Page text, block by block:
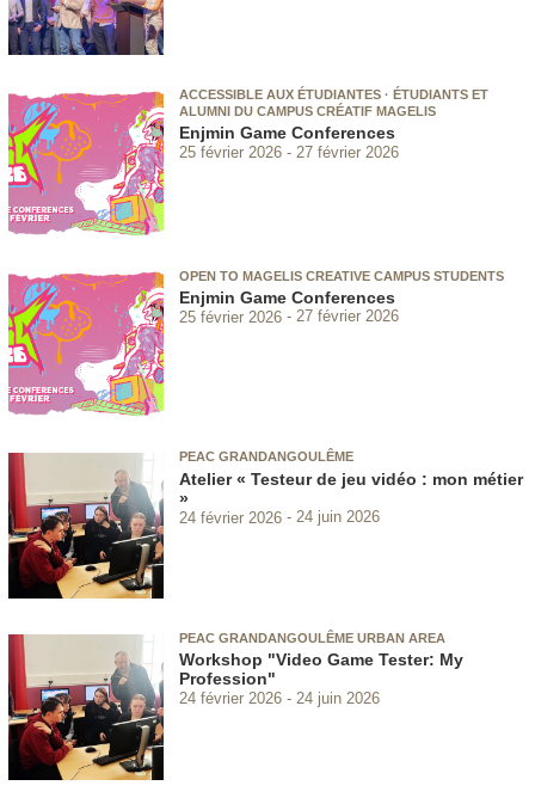
ACCESSIBLE AUX ÉTUDIANTES · ÉTUDIANTS ET
ALUMNI DU CAMPUS CRÉATIF MAGELIS
Enjmin Game Conferences
25 février 2026 27 février 2026
OPEN TO MAGELIS CREATIVE CAMPUS STUDENTS
Enjmin Game Conferences
25 février 2026 27 février 2026
PEAC GRANDANGOULÊME
Atelier « Testeur de jeu vidéo : mon métier
»
24 février 2026 24 juin 2026
PEAC GRANDANGOULÊME URBAN AREA
Workshop "Video Game Tester: My
Profession"
24 février 2026 24 juin 2026